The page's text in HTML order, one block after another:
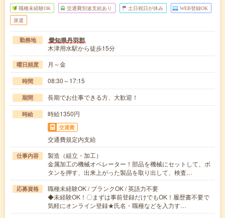
職種未経験OK 交通費別途支給あり 土日祝日が休み WEB登録OK
派遣
勤務地 愛知県丹羽郡
木津用水駅から徒歩15分
曜日頻度 月～金
時間 08:30～17:15
期間 長期でお仕事できる方、大歓迎！
時給 時給1350円
交通費
交通費規定内支給
仕事内容
製造（組立・加工）
金属加工の機械オペレーター！部品を機械にセットして、ボ
タンを押す、出来上がった製品を取り出して、検査…
応募資格
職種未経験OK / ブランクOK / 英語力不要
◆未経験OK！〇まずは事前登録だけでもOK！履歴書不要で
気軽にオンライン登録★氏名・職種などを入力す…